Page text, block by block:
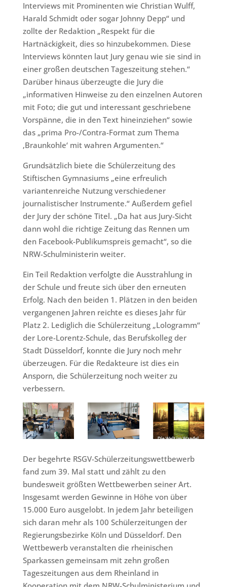
Interviews mit Prominenten wie Christian Wulff,
Harald Schmidt oder sogar Johnny Depp“ und
zollte der Redaktion „Respekt für die
Hartnäckigkeit, dies so hinzubekommen. Diese
Interviews könnten laut Jury genau wie sie sind in
einer großen deutschen Tageszeitung stehen.“
Darüber hinaus überzeugte die Jury die
„informativen Hinweise zu den einzelnen Autoren
mit Foto; die gut und interessant geschriebene
Vorspänne, die in den Text hineinziehen“ sowie
das „prima Pro-/Contra-Format zum Thema
‚Braunkohle‘ mit wahren Argumenten.“
Grundsätzlich biete die Schülerzeitung des
Stiftischen Gymnasiums „eine erfreulich
variantenreiche Nutzung verschiedener
journalistischer Instrumente.“ Außerdem gefiel
der Jury der schöne Titel. „Da hat aus Jury-Sicht
dann wohl die richtige Zeitung das Rennen um
den Facebook-Publikumspreis gemacht“, so die
NRW-Schulministerin weiter.
Ein Teil Redaktion verfolgte die Ausstrahlung in
der Schule und freute sich über den erneuten
Erfolg. Nach den beiden 1. Plätzen in den beiden
vergangenen Jahren reichte es dieses Jahr für
Platz 2. Lediglich die Schülerzeitung „Lologramm“
der Lore-Lorentz-Schule, das Berufskolleg der
Stadt Düsseldorf, konnte die Jury noch mehr
überzeugen. Für die Redakteure ist dies ein
Ansporn, die Schülerzeitung noch weiter zu
verbessern.
Der begehrte RSGV-Schülerzeitungswettbewerb
fand zum 39. Mal statt und zählt zu den
bundesweit größten Wettbewerben seiner Art.
Insgesamt werden Gewinne in Höhe von über
15.000 Euro ausgelobt. In jedem Jahr beteiligen
sich daran mehr als 100 Schülerzeitungen der
Regierungsbezirke Köln und Düsseldorf. Den
Wettbewerb veranstalten die rheinischen
Sparkassen gemeinsam mit zehn großen
Tageszeitungen aus dem Rheinland in